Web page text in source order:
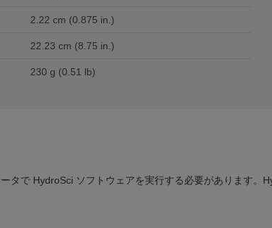
2.22 cm (0.875 in.)
22.23 cm (8.75 in.)
230 g (0.51 lb)
タで HydroSci ソフトウェアを実行する必要があります。